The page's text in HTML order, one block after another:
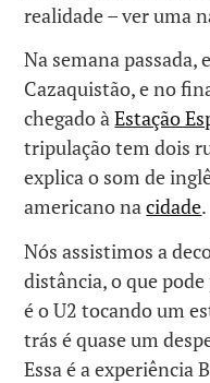
realidade – ver uma
Na semana passada,
Cazaquistão, e no
chegado àEstação
tripulação tem dois
explica o som de
americano nacidade.
Nós assistimos a
distância, o que
é o U2 tocando um
trás é quase um
Essa é a experiência